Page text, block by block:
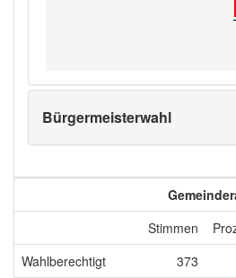
Bürgermeisterwahl
Stimmen
Wahlberechtigt
373